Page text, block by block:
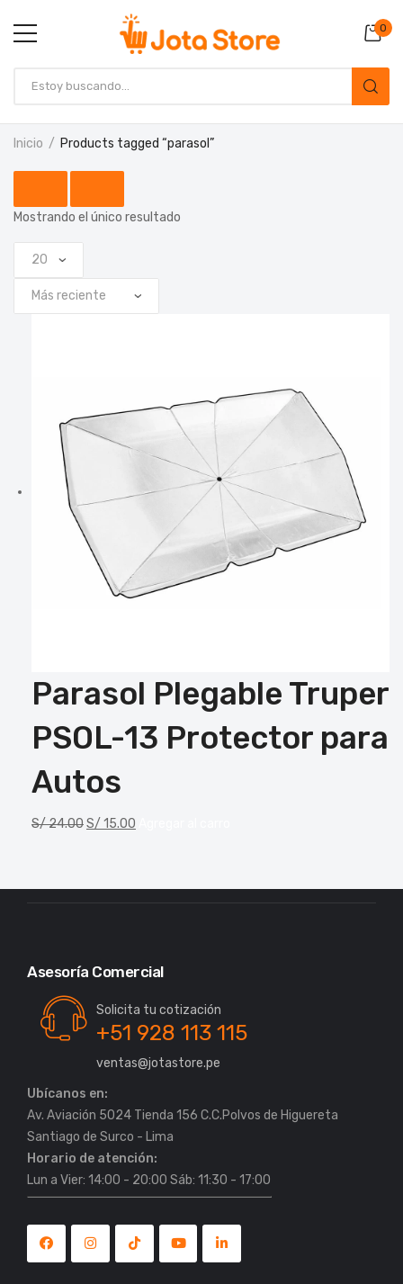
0
Inicio Products tagged “parasol”
Mostrando el único resultado
Parasol Plegable Truper
PSOL-13 Protector para
Autos
S/24.00S/ 15.00
Asesoría Comercial
Solicita tu cotización
+51 928 113 115
ventas@jotastore.pe
Ubícanos en:
Av. Aviación 5024 Tienda 156 C.C.Polvos de Higuereta
Horario de atención:
Lun a Vier: 14:00 - 20:00 Sáb: 11:30 - 17:00